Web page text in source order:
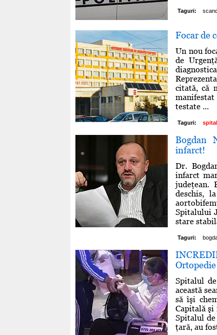
Taguri:
Focar de
Un nou
de
citată, că
testate ...
Taguri: spital
Bogdan
infarct!
Dr.
infarct
judeţean.
deschis,
Spitalului
stare
Taguri:
Spitalul
această
să îşi
Capitală şi
Spitalul
ţară, au